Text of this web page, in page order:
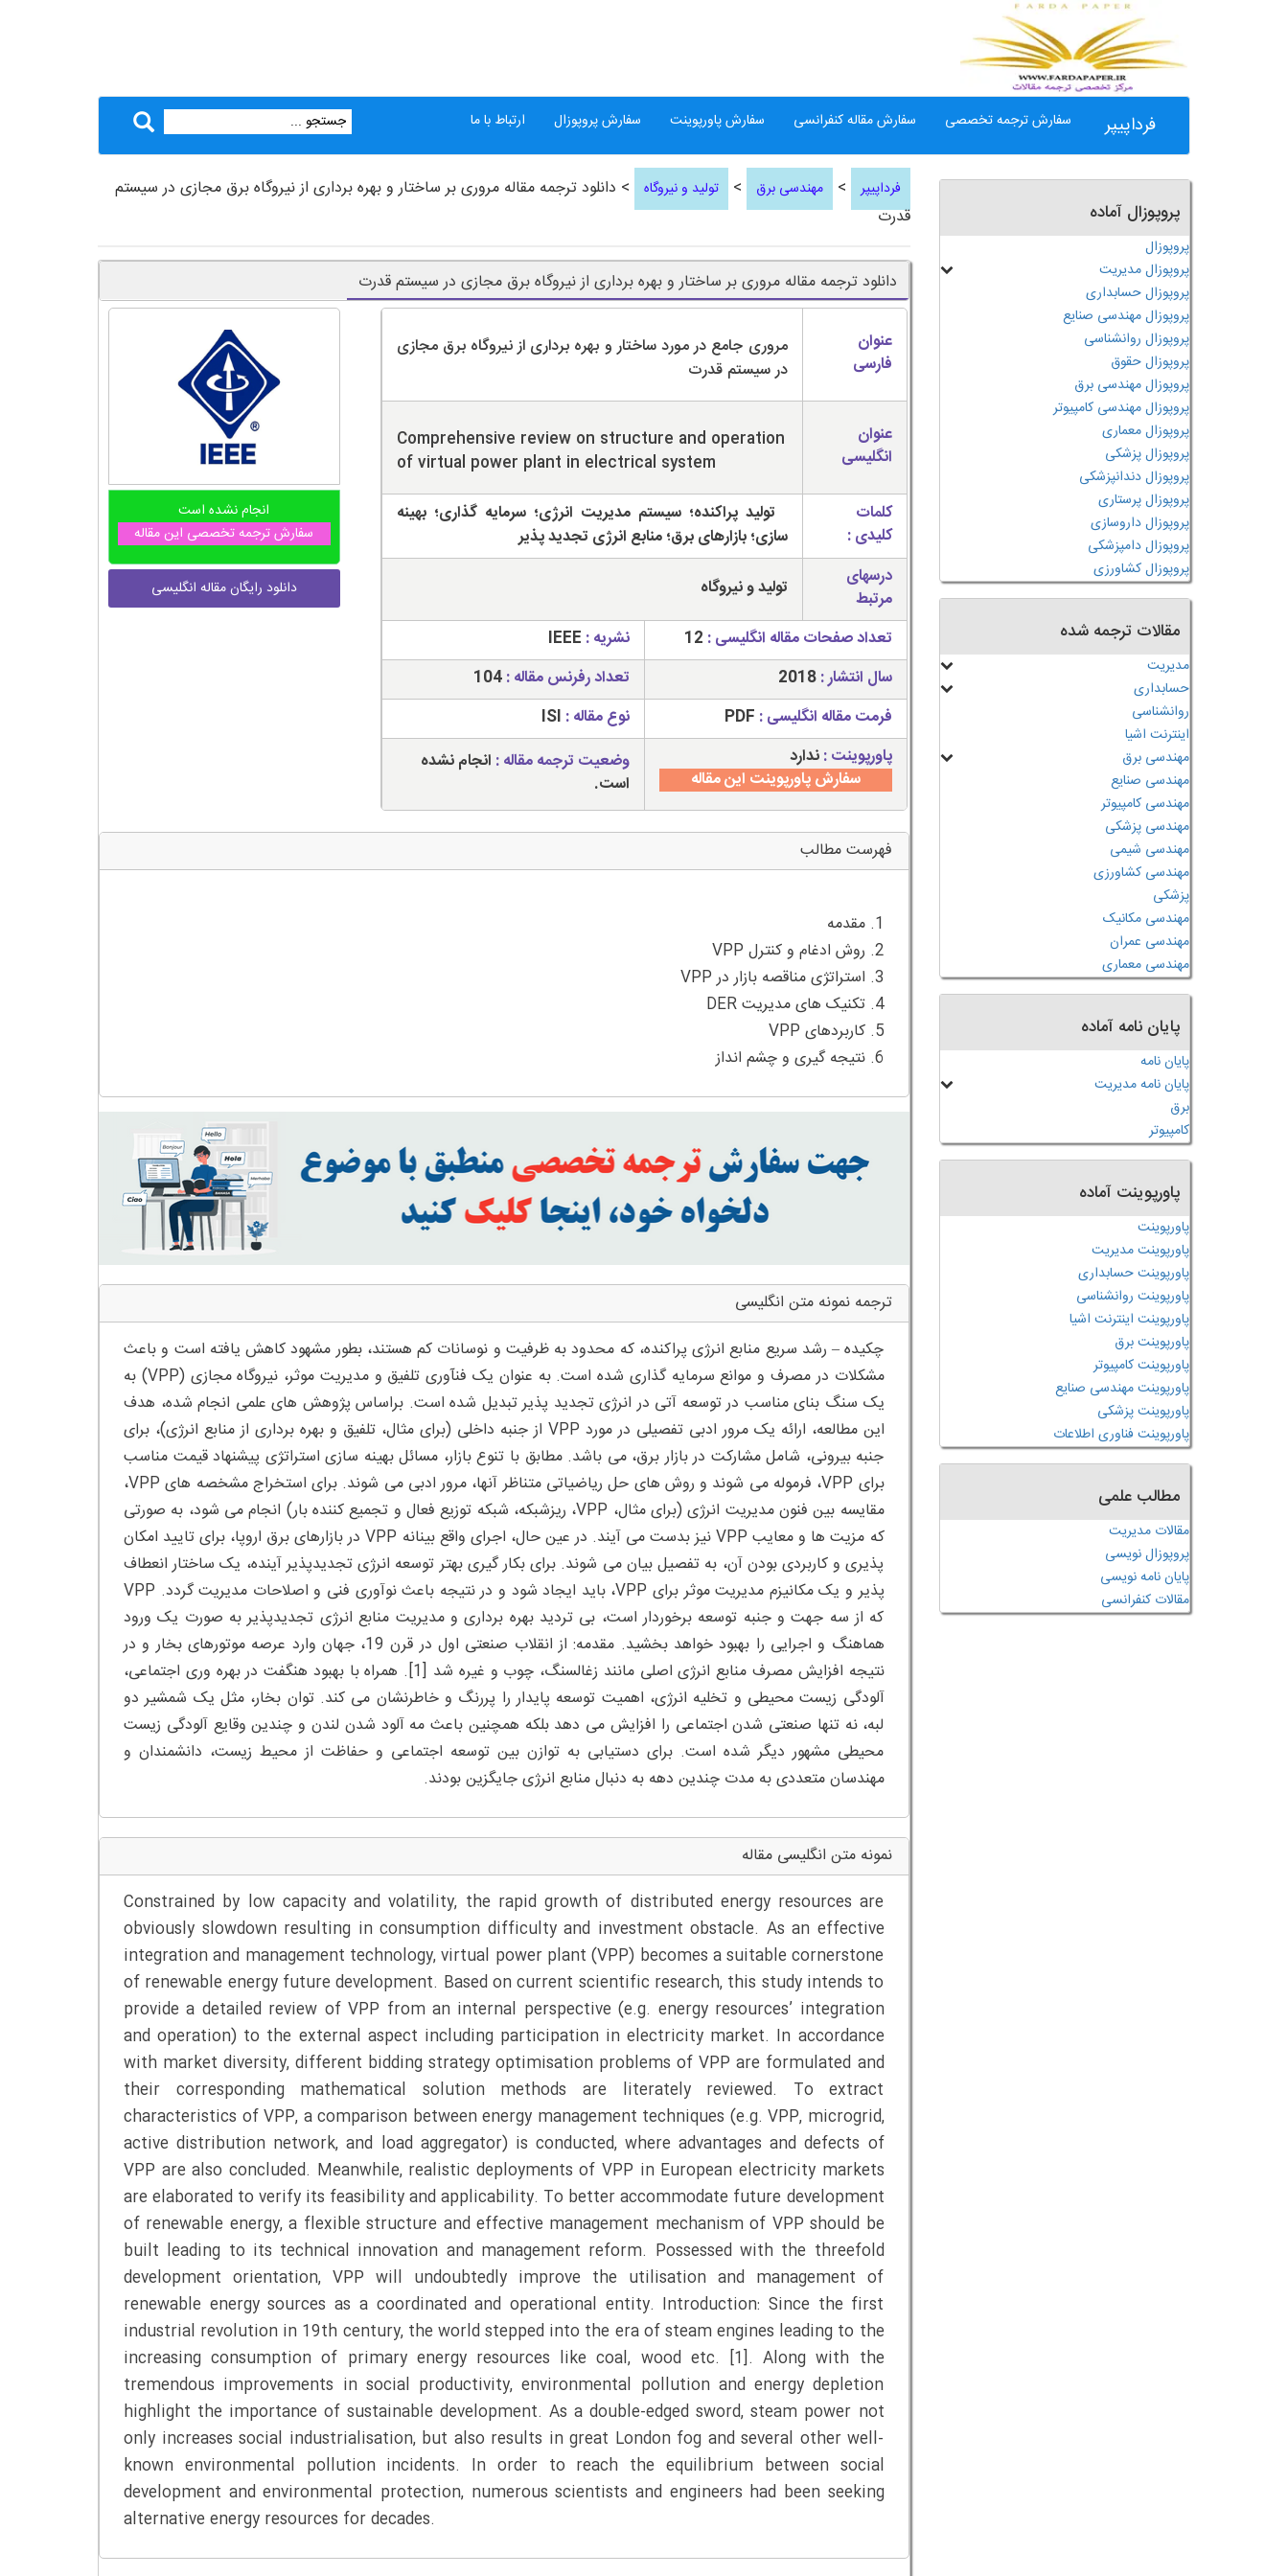
فرداپیپر سفارش ترجمه تخصصی سفارش مقاله کنفرانسی سفارش پاورپوینت سفارش پروپوزال ارتباط با ما
فرداپیپر > مهندسی برق > تولید و نیروگاه
> دانلود ترجمه مقاله مروری بر ساختار و بهره برداری از نیروگاه برق مجازی در سیستم
قدرت
دانلود ترجمه مقاله مروری بر ساختار و بهره برداری از نیروگاه برق مجازی در سیستم قدرت
عنوان
فارسی
مروری جامع در مورد ساختار و بهره برداری از نیروگاه برق مجازی
در سیستم قدرت
عنوان
انگلیسی
Comprehensive review on structure and operation
of virtual power plant in electrical system
کلمات
کلیدی :
تولید پراکنده؛ سیستم مدیریت انرژی؛ سرمایه گذاری؛ بهینه
سازی؛ بازارهای برق؛ منابع انرژی تجدید پذیر
درسهای
مرتبط
تولید و نیروگاه
تعداد صفحات مقاله انگلیسی : 12 نشریه : IEEE
سال انتشار :2018 تعداد رفرنس مقاله :104
فرمت مقاله انگلیسی : PDF نوع مقاله : ISI
پاورپوینت :ندارد
سفارش پاورپوینت این مقاله
وضعیت ترجمه مقاله : انجام نشده
است.
انجام نشده است
سفارش ترجمه تخصصی این مقاله
دانلود رایگان مقاله انگلیسی
فهرست مطالب
6. نتیجه گیری و چشم انداز
ترجمه نمونه متن انگلیسی
چکیده – رشد سریع منابع انرژی پراکنده، که محدود به ظرفیت و نوسانات کم هستند، بطور مشهود کاهش یافته است و باعث
مشکلات در مصرف و موانع سرمایه گذاری شده است. به عنوان یک فنآوری تلفیق و مدیریت موثر، نیروگاه مجازی (VPP) به
یک سنگ بنای مناسب در توسعه آتی در انرژی تجدید پذیر تبدیل شده است. براساس پژوهش های علمی انجام شده، هدف
این مطالعه، ارائه یک مرور ادبی تفصیلی در مورد VPP از جنبه داخلی (برای مثال، تلفیق و بهره برداری از منابع انرژی)، برای
جنبه بیرونی، شامل مشارکت در بازار برق، می باشد. مطابق با تنوع بازار، مسائل بهینه سازی استراتژی پیشنهاد قیمت مناسب
برای VPP، فرموله می شوند و روش های حل ریاضیاتی متناظر آنها، مرور ادبی می شوند. برای استخراج مشخصه های VPP،
مقایسه بین فنون مدیریت انرژی (برای مثال، VPP، ریزشبکه، شبکه توزیع فعال و تجمیع کننده بار) انجام می شود، به صورتی
که مزیت ها و معایب VPP نیز بدست می آیند. در عین حال، اجرای واقع بینانه VPP در بازارهای برق اروپا، برای تایید امکان
پذیری و کاربردی بودن آن، به تفصیل بیان می شوند. برای بکار گیری بهتر توسعه انرژی تجدیدپذیر آینده، یک ساختار انعطاف
پذیر و یک مکانیزم مدیریت موثر برای VPP، باید ایجاد شود و در نتیجه باعث نوآوری فنی و اصلاحات مدیریت گردد. VPP
که از سه جهت و جنبه توسعه برخوردار است، بی تردید بهره برداری و مدیریت منابع انرژی تجدیدپذیر به صورت یک ورود
هماهنگ و اجرایی را بهبود خواهد بخشید. مقدمه: از انقلاب صنعتی اول در قرن 19، جهان وارد عرصه موتورهای بخار و در
نتیجه افزایش مصرف منابع انرژی اصلی مانند زغالسنگ، چوب و غیره شد [1]. همراه با بهبود هنگفت در بهره وری اجتماعی،
آلودگی زیست محیطی و تخلیه انرژی، اهمیت توسعه پایدار را پررنگ و خاطرنشان می کند. توان بخار، مثل یک شمشیر دو
لبه، نه تنها صنعتی شدن اجتماعی را افزایش می دهد بلکه همچنین باعث مه آلود شدن لندن و چندین وقایع آلودگی زیست
محیطی مشهور دیگر شده است. برای دستیابی به توازن بین توسعه اجتماعی و حفاظت از محیط زیست، دانشمندان و
مهندسان متعددی به مدت چندین دهه به دنبال منابع انرژی جایگزین بودند.
نمونه متن انگلیسی مقاله
Constrained by low capacity and volatility, the rapid growth of distributed energy resources are
obviously slowdown resulting in consumption difficulty and investment obstacle. As an effective
integration and management technology, virtual power plant (VPP) becomes a suitable cornerstone
of renewable energy future development. Based on current scientific research, this study intends to
provide a detailed review of VPP from an internal perspective (e.g. energy resources’ integration
and operation) to the external aspect including participation in electricity market. In accordance
with market diversity, different bidding strategy optimisation problems of VPP are formulated and
their corresponding mathematical solution methods are literately reviewed. To extract
characteristics of VPP, a comparison between energy management techniques (e.g. VPP, microgrid,
active distribution network, and load aggregator) is conducted, where advantages and defects of
VPP are also concluded. Meanwhile, realistic deployments of VPP in European electricity markets
are elaborated to verify its feasibility and applicability. To better accommodate future development
of renewable energy, a flexible structure and effective management mechanism of VPP should be
built leading to its technical innovation and management reform. Possessed with the threefold
development orientation, VPP will undoubtedly improve the utilisation and management of
renewable energy sources as a coordinated and operational entity. Introduction: Since the first
industrial revolution in 19th century, the world stepped into the era of steam engines leading to the
increasing consumption of primary energy resources like coal, wood etc. [1]. Along with the
tremendous improvements in social productivity, environmental pollution and energy depletion
highlight the importance of sustainable development. As a double-edged sword, steam power not
only increases social industrialisation, but also results in great London fog and several other well-
known environmental pollution incidents. In order to reach the equilibrium between social
development and environmental protection, numerous scientists and engineers had been seeking
alternative energy resources for decades.
پروپوزال آماده
پروپوزال
پروپوزال مدیریت
پروپوزال حسابداری
پروپوزال مهندسی صنایع
پروپوزال روانشناسی
پروپوزال حقوق
پروپوزال مهندسی برق
پروپوزال مهندسی کامپیوتر
پروپوزال معماری
پروپوزال پزشکی
پروپوزال دندانپزشکی
پروپوزال پرستاری
پروپوزال داروسازی
پروپوزال دامپزشکی
پروپوزال کشاورزی
مقالات ترجمه شده
مدیریت
حسابداری
روانشناسی
اینترنت اشیا
مهندسی برق
مهندسی صنایع
مهندسی کامپیوتر
مهندسی پزشکی
مهندسی شیمی
مهندسی کشاورزی
پزشکی
مهندسی مکانیک
مهندسی عمران
مهندسی معماری
پایان نامه آماده
پایان نامه
پایان نامه مدیریت
برق
کامپیوتر
پاورپوینت آماده
پاورپوینت
پاورپوینت مدیریت
پاورپوینت حسابداری
پاورپوینت روانشناسی
پاورپوینت اینترنت اشیا
پاورپوینت برق
پاورپوینت کامپیوتر
پاورپوینت مهندسی صنایع
پاورپوینت پزشکی
پاورپوینت فناوری اطلاعات
مطالب علمی
مقالات مدیریت
پروپوزال نویسی
پایان نامه نویسی
مقالات کنفرانسی